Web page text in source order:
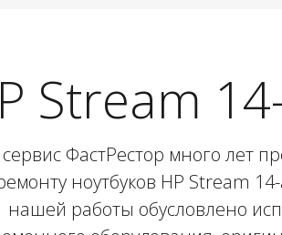
Stream
ФастРестор много лет
ноутбуков HP Stream
нашей работы обусловлено